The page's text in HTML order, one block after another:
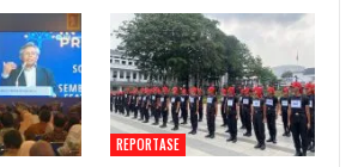
REPORTASE